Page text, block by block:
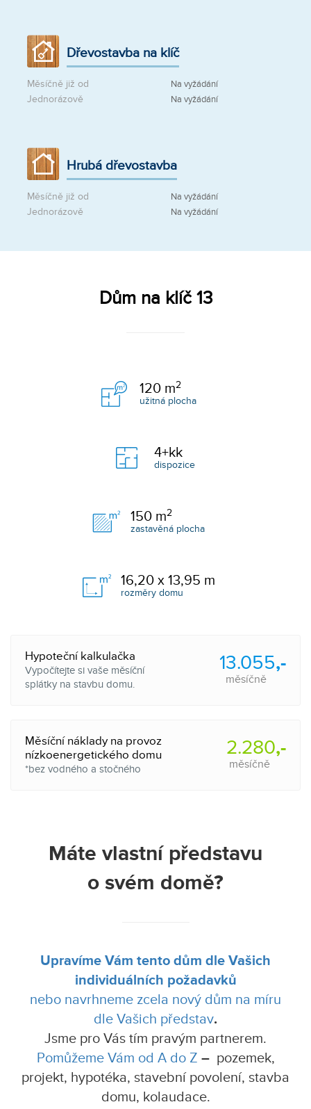
Dřevostavba na klíč
Měsíčně již od Na vyžádání
Jednorázově Na vyžádání
Hrubá dřevostavba
Měsíčně již od Na vyžádání
Jednorázově Na vyžádání
Dům na klíč 13
120m2
užitná plocha
4+kk
dispozice
150 m2
zastavěná plocha
16,20 x 13,95 m
rozměry domu
13.055,-
měsíčně
Hypoteční kalkulačka
Vypočítejte si vaše měsíční
splátky na stavbu domu.
2.280,-
měsíčně
Měsíční náklady na provoz
nízkoenergetického domu
*bez vodného a stočného
Máte vlastní představu
o svém domě?
Upravíme Vám tento dům dle Vašich
individuálních požadavků
nebo navrhneme zcela nový dům na míru
dle Vašich představ.
Jsme pro Vás tím pravým partnerem.
Pomůžeme Vám od A do Z – pozemek,
projekt, hypotéka, stavební povolení, stavba
domu, kolaudace.